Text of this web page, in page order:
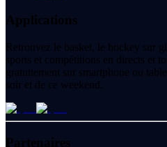
Applications
Retrouvez le basket, le hockey sur
sports et compétitions en directs et
gratuitement sur smartphone ou
soir et de ce weekend.
Partenaires